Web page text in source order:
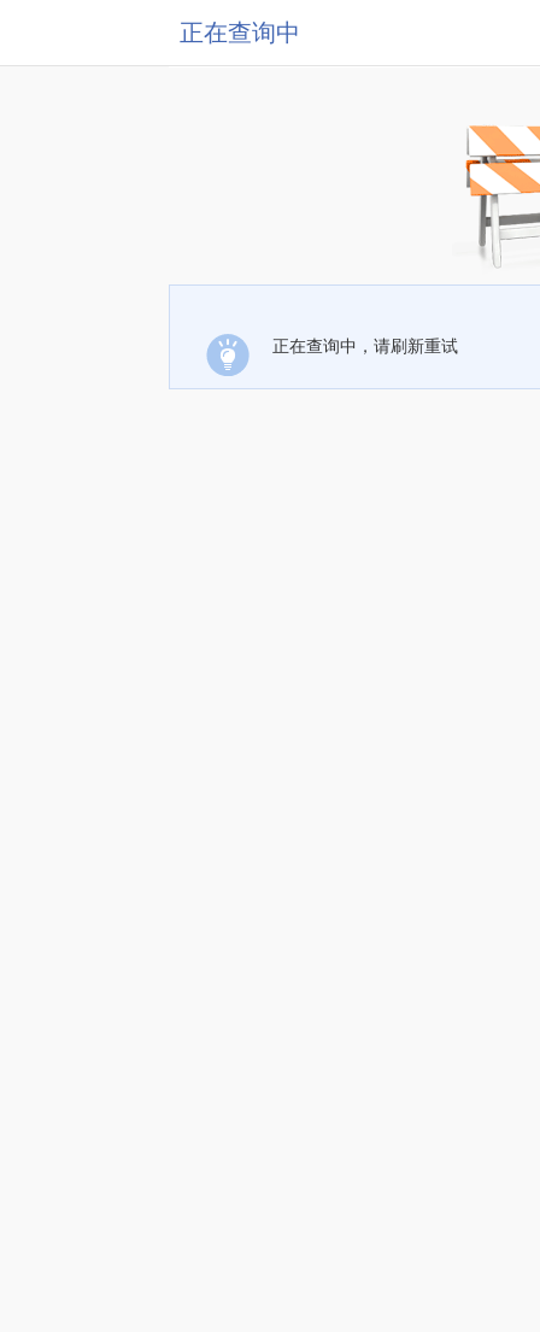
正在查询中
正在查询中，请刷新重试